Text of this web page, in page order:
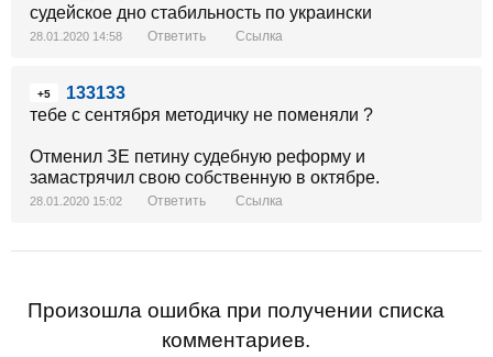
судейское дно стабильность по украински
28.01.2020 14:58 Ответить Ссылка
+5
133133
тебе с сентября методичку не поменяли ?
Отменил ЗЕ петину судебную реформу и
замастрячил свою собственную в октябре.
28.01.2020 15:02 Ответить Ссылка
Произошла ошибка при получении списка
комментариев.